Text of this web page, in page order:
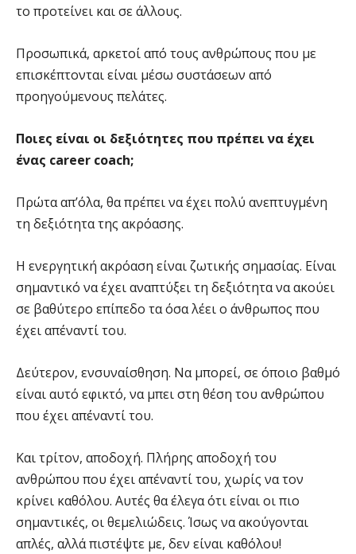
το προτείνει και σε άλλους.
Προσωπικά, αρκετοί από τους ανθρώπους που με
επισκέπτονται είναι μέσω συστάσεων από
προηγούμενους πελάτες.
Ποιες είναι οι δεξιότητες που πρέπει να έχει
ένας career coach;
Πρώτα απ’όλα, θα πρέπει να έχει πολύ ανεπτυγμένη
τη δεξιότητα της ακρόασης.
Η ενεργητική ακρόαση είναι ζωτικής σημασίας. Είναι
σημαντικό να έχει αναπτύξει τη δεξιότητα να ακούει
σε βαθύτερο επίπεδο τα όσα λέει ο άνθρωπος που
έχει απέναντί του.
Δεύτερον, ενσυναίσθηση. Να μπορεί, σε όποιο βαθμό
είναι αυτό εφικτό, να μπει στη θέση του ανθρώπου
που έχει απέναντί του.
Και τρίτον, αποδοχή. Πλήρης αποδοχή του
ανθρώπου που έχει απέναντί του, χωρίς να τον
κρίνει καθόλου. Αυτές θα έλεγα ότι είναι οι πιο
σημαντικές, οι θεμελιώδεις. Ίσως να ακούγονται
απλές, αλλά πιστέψτε με, δεν είναι καθόλου!